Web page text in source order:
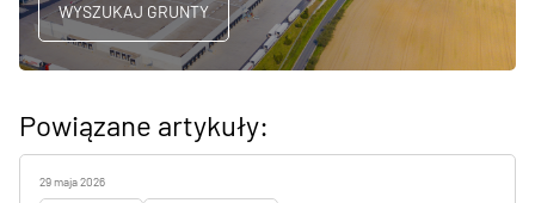
WYSZUKAJ GRUNTY
Powiązane artykuły:
29 maja 2026